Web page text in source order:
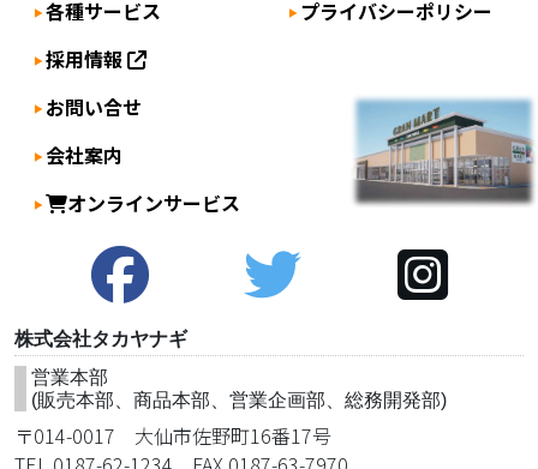
ン 各種サービス
採用情報
お問い合せ
会社案内
オンラインサービス
プライバシーポリシー
株式会社タカヤナギ
営業本部
(販売本部、商品本部、営業企画部、総務開発部)
〒014-0017 大仙市佐野町16番17号